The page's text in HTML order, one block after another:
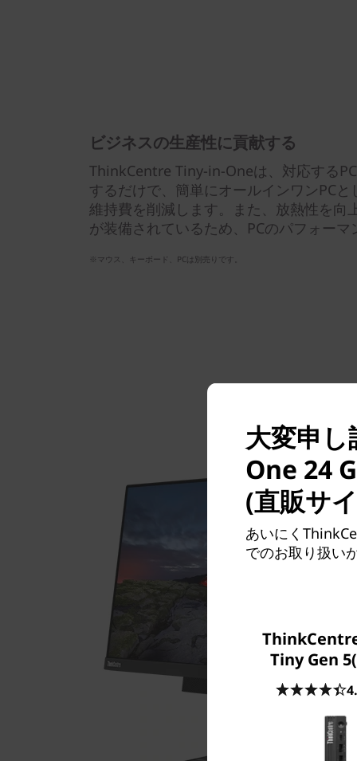
ビジネスの生産性に貢献する
ThinkCentre Tiny-in-Oneは、対応する
するだけで、簡単にオールインワンPC
維持費を削減します。また、放熱性を向
が装備されているため、PCのパフォーマ
※マウス、キーボード、PCは別売りです。
大変申
One 24
(直販サ
あいにく
でのお取り扱い
Tiny Gen